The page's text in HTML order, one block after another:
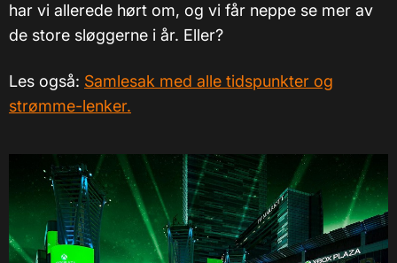
har vi allerede hørt om, og vi får neppe se mer av
de store sløggerne i år. Eller?
Les også: Samlesak med alle tidspunkter og
strømme-lenker.